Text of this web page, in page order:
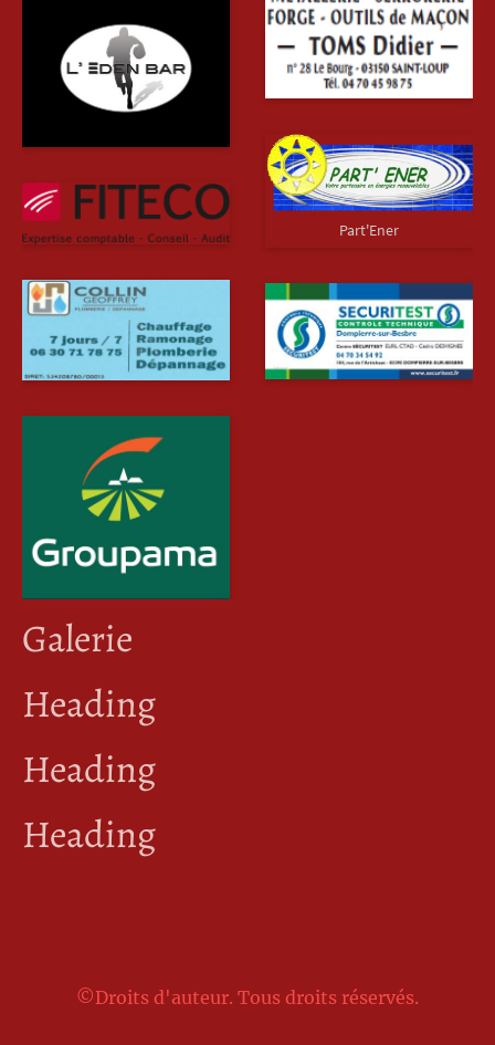
Part'Ener
Galerie
Heading
Heading
Heading
©Droits d'auteur. Tous droits réservés.